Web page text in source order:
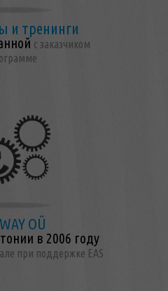
и тренинги
с заказчиком
OÜ
в 2006 году
при поддержке EAS